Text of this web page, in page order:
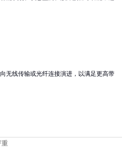
无线传输或光纤连接演进，以满足更高带